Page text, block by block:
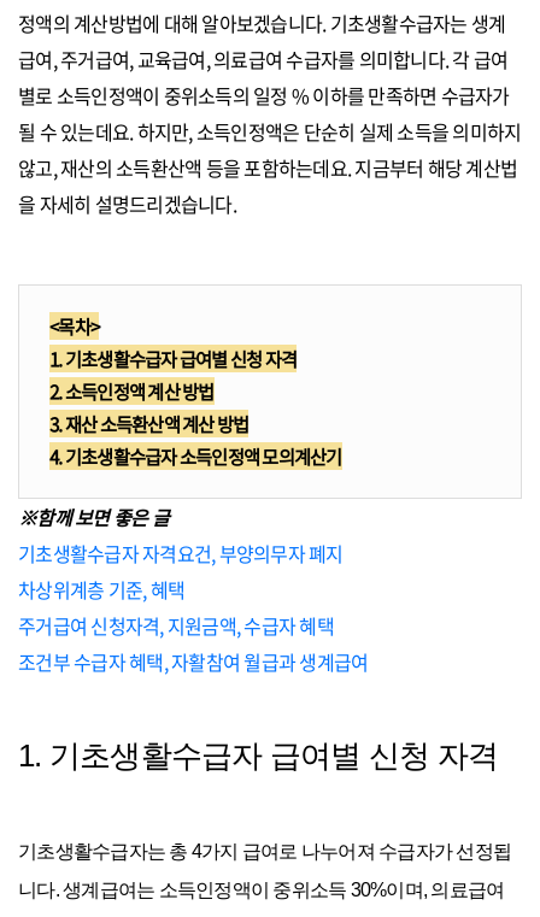
정액의 계산방법에 대해 알아보겠습니다. 기초생활수급자는 생계
급여, 주거급여, 교육급여, 의료급여 수급자를 의미합니다. 각 급여
별로 소득인정액이 중위소득의 일정 % 이하를 만족하면 수급자가
될 수 있는데요. 하지만, 소득인정액은 단순히 실제 소득을 의미하지
않고, 재산의 소득환산액 등을 포함하는데요. 지금부터 해당 계산법
을 자세히 설명드리겠습니다.
<목차>
1. 기초생활수급자 급여별 신청 자격
2. 소득인정액 계산 방법
3. 재산 소득환산액 계산 방법
4. 기초생활수급자 소득인정액 모의계산기
※함께 보면 좋은 글
기초생활수급자 자격요건, 부양의무자 폐지
차상위계층 기준, 혜택
주거급여 신청자격, 지원금액, 수급자 혜택
조건부 수급자 혜택, 자활참여 월급과 생계급여
1. 기초생활수급자 급여별 신청 자격
기초생활수급자는 총 4가지 급여로 나누어져 수급자가 선정됩
니다. 생계급여는 소득인정액이 중위소득 30%이며, 의료급여